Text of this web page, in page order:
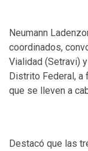
Neumann
coordinados,
Vialidad (Setravi)
Distrito Federal,
que se lleven a
Destacó que las